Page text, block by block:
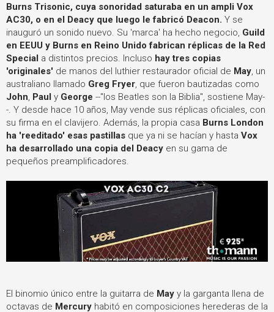
Burns Trisonic, cuya sonoridad saturaba en un ampli Vox
AC30, o en el Deacy que luego le fabricó Deacon. Y se
inauguró un sonido nuevo. Su 'marca' ha hecho negocio, Guild
en EEUU y Burns en Reino Unido fabrican réplicas de la Red
Special a distintos precios. Incluso hay tres copias
'originales' de manos del luthier restaurador oficial de May , un
australiano llamado Greg Fryer , que fueron bautizadas como
John Paul y George --"los Beatles son la Biblia", sostiene May-
-. Y desde hace 10 años, May vende sus réplicas oficiales, con
su firma en el clavijero. Además, la propia casa Burns London
ha 'reeditado' esas pastillas que ya ni se hacían y hasta Vox
ha desarrollado una copia del Deacy en su gama de
pequeños preamplificadores.
El binomio único entre la guitarra de May y la garganta llena de
octavas de Mercury habitó en composiciones herederas de la